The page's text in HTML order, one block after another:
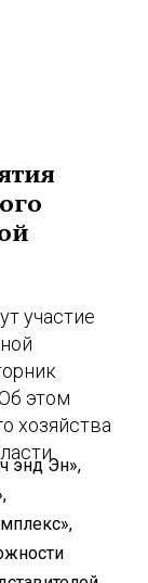
участие
этом
хозяйства
энд Эн»,